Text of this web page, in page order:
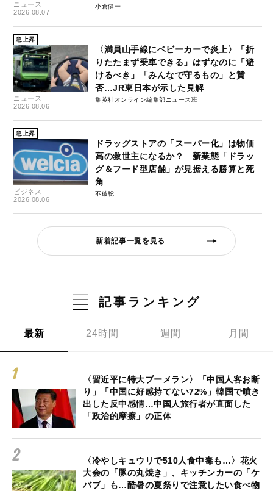
ニュース
2026.08.07
小倉健一
急上昇
ニュース
2026.08.06
〈満員山手線にベビーカーで炎上〉「折
りたたまず乗車できる」はずなのに「避
けるべき」「みんなで守るもの」と賛
否…JR東日本が示した見解
集英社オンライン編集部ニュース班
急上昇
ビジネス
2026.08.06
ドラッグストアの「スーパー化」は物価
高の救世主になるか？ 新業態「ドラッ
グ＆フード型店舗」が見据える勝算と死
角
不破聡
新着記事一覧を見る
記事ランキング
最新 24時間 週間 月間
〈習近平に特大ブーメラン〉「中国人客お断
り」「中国に好感持てない72%」韓国で噴き
出した反中感情…中国人旅行者が直面した
「政治的摩擦」の正体
〈冷やしキュウリで510人食中毒も…〉花火
大会の「豚の丸焼き」、キッチンカーの「ケ
バブ」も…酷暑の夏祭りで注意したい食べ物